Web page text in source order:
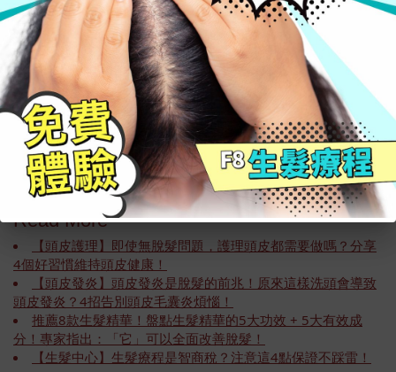
壓力大、抑鬱、焦慮等負面情緒如果長時間無
法疏解，就會影響到體内的氣血。心情不好也
很容易暴飲暴食或者不吃東西，進而影響到脾
胃的健康，使白頭髮變多。
Read More
【頭皮護理】即使無脫髮問題，護理頭皮都需要做嗎？分享
4個好習慣維持頭皮健康！
【頭皮發炎】頭皮發炎是脫髮的前兆！原來這樣洗頭會導致
頭皮發炎？4招告別頭皮毛囊炎煩惱！
推薦8款生髮精華！盤點生髮精華的5大功效 + 5大有效成
分！專家指出：「它」可以全面改善脫髮！
【生髮中心】生髮療程是智商稅？注意這4點保證不踩雷！